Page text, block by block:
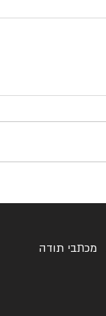
מכתבי תודה